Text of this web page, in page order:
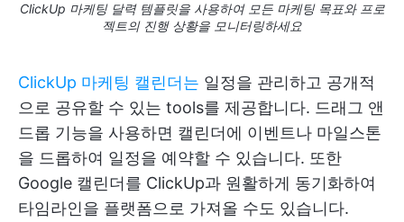
ClickUp 마케팅 달력 템플릿을 사용하여 모든 마케팅 목표와 프로
젝트의 진행 상황을 모니터링하세요
ClickUp 마케팅 캘린더는 일정을 관리하고 공개적
으로 공유할 수 있는 tools를 제공합니다. 드래그 앤
드롭 기능을 사용하면 캘린더에 이벤트나 마일스톤
을 드롭하여 일정을 예약할 수 있습니다. 또한
Google 캘린더를 ClickUp과 원활하게 동기화하여
타임라인을 플랫폼으로 가져올 수도 있습니다.